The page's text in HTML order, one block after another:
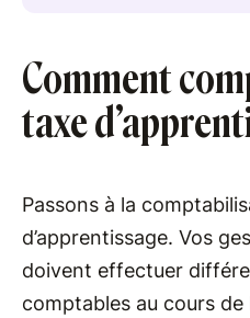
Comment
taxe
Passons à la
d’apprentissage. Vos
doivent effectuer
comptables au cours de